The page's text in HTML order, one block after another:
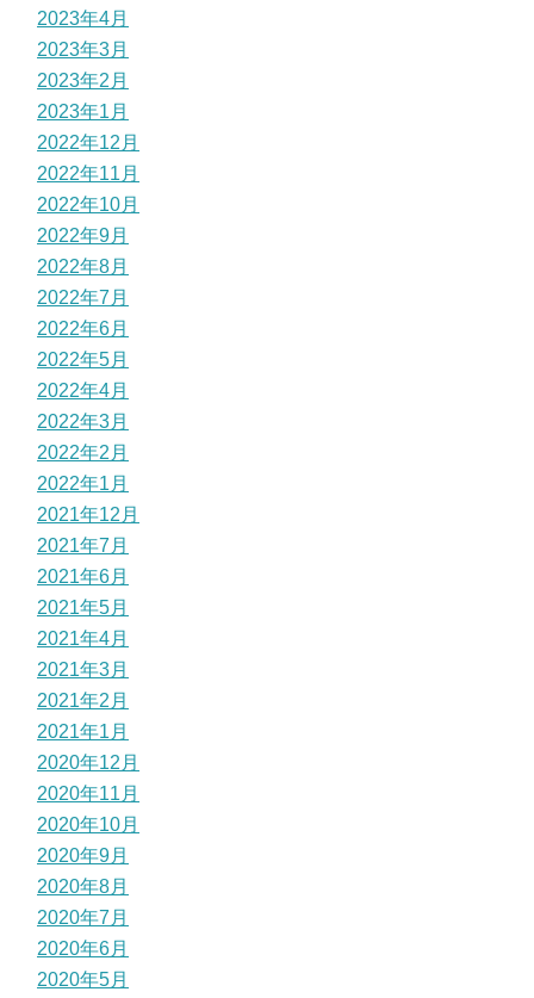
2023年4月
2023年3月
2023年2月
2023年1月
2022年12月
2022年11月
2022年10月
2022年9月
2022年8月
2022年7月
2022年6月
2022年5月
2022年4月
2022年3月
2022年2月
2022年1月
2021年12月
2021年7月
2021年6月
2021年5月
2021年4月
2021年3月
2021年2月
2021年1月
2020年12月
2020年11月
2020年10月
2020年9月
2020年8月
2020年7月
2020年6月
2020年5月